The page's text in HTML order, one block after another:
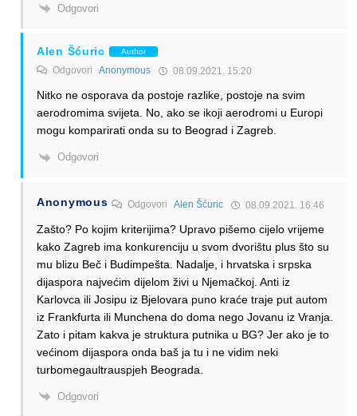
Odgovori
Alen Šćuric Author
Odgovori Anonymous 08.09.2021. 15:20
Nitko ne osporava da postoje razlike, postoje na svim
aerodromima svijeta. No, ako se ikoji aerodromi u Europi
mogu komparirati onda su to Beograd i Zagreb.
Odgovori
Anonymous OdgovoriAlen Šćuric 08.09.2021. 16:46
Zašto? Po kojim kriterijima? Upravo pišemo cijelo vrijeme
kako Zagreb ima konkurenciju u svom dvorištu plus što su
mu blizu Beč i Budimpešta. Nadalje, i hrvatska i srpska
dijaspora najvećim dijelom živi u Njemačkoj. Anti iz
Karlovca ili Josipu iz Bjelovara puno kraće traje put autom
iz Frankfurta ili Munchena do doma nego Jovanu iz Vranja.
Zato i pitam kakva je struktura putnika u BG? Jer ako je to
većinom dijaspora onda baš ja tu i ne vidim neki
turbomegaultrauspjeh Beograda.
Odgovori